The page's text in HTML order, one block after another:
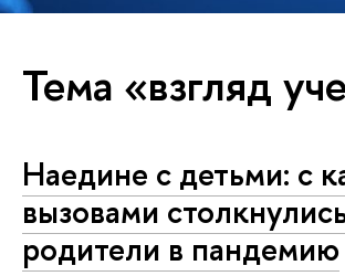
Тема «взгляд
Наедине с детьми: с
вызовами
родители в пандемию